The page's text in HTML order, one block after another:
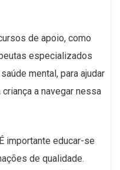
de apoio, como
especializados
mental, para ajudar
a navegar nessa
É importante educar-se
de qualidade.